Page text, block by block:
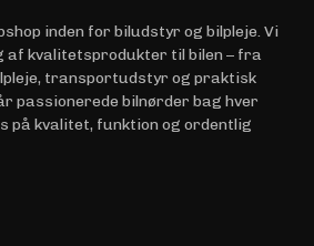
inden for biludstyr og bilpleje. Vi
af kvalitetsprodukter til bilen – fra
transportudstyr og praktisk
passionerede bilnørder bag hver
på kvalitet, funktion og ordentlig